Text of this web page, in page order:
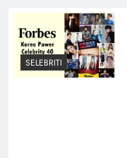
SELEBRITI